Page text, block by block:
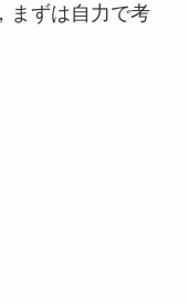
まずは自力で考